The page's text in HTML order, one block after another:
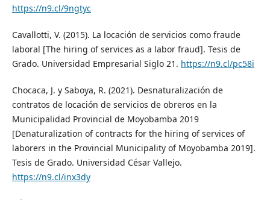
https://n9.cl/9ngtyc
Cavallotti, V. (2015). La locación de servicios como fraude
laboral [The hiring of services as a labor fraud]. Tesis de
Grado. Universidad Empresarial Siglo 21. https://n9.cl/pc58i
Chocaca, J. y Saboya, R. (2021). Desnaturalización de
contratos de locación de servicios de obreros en la
Municipalidad Provincial de Moyobamba 2019
[Denaturalization of contracts for the hiring of services of
laborers in the Provincial Municipality of Moyobamba 2019].
Tesis de Grado. Universidad César Vallejo.
https://n9.cl/inx3dy